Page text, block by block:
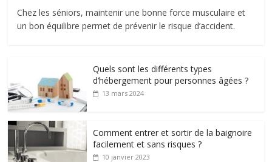
Chez les séniors, maintenir une bonne force musculaire et
un bon équilibre permet de prévenir le risque d’accident.
Quels sont les différents types
d’hébergement pour personnes âgées ?
13 mars 2024
Comment entrer et sortir de la baignoire
facilement et sans risques ?
10 janvier 2023